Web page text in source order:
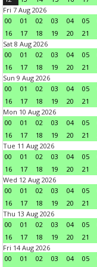
Fri 7 Aug 2026
00
01 02 03 04 05
16
17 18 19 20 21
Sat 8 Aug 2026
00
01 02 03 04 05
16
17 18 19 20 21
Sun 9 Aug 2026
00
01 02 03 04 05
16
17 18 19 20 21
Mon 10 Aug 2026
00
01 02 03 04 05
16
17 18 19 20 21
Tue 11 Aug 2026
00
01 02 03 04 05
16
17 18 19 20 21
Wed 12 Aug 2026
00
01 02 03 04 05
16
17 18 19 20 21
Thu 13 Aug 2026
00
01 02 03 04 05
16
17 18 19 20 21
Fri 14 Aug 2026
00
01 02 03 04 05